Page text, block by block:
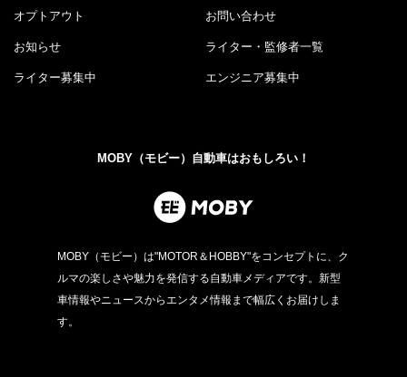
オプトアウト お問い合わせ
お知らせ ライター・監修者一覧
ライター募集中 エンジニア募集中
MOBY（モビー）自動車はおもしろい！
MOBY（モビー）は"MOTOR＆HOBBY"をコンセプトに、ク
ルマの楽しさや魅力を発信する自動車メディアです。新型
車情報やニュースからエンタメ情報まで幅広くお届けしま
す。